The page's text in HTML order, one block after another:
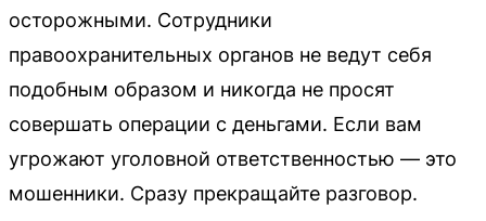
осторожными. Сотрудники
правоохранительных органов не ведут себя
подобным образом и никогда не просят
совершать операции с деньгами. Если вам
угрожают уголовной ответственностью — это
мошенники. Сразу прекращайте разговор.